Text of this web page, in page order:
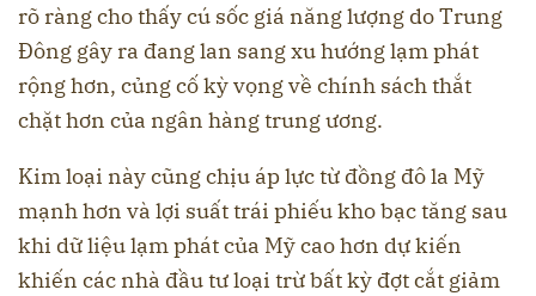
rõ ràng cho thấy cú sốc giá năng lượng do Trung
Đông gây ra đang lan sang xu hướng lạm phát
rộng hơn, củng cố kỳ vọng về chính sách thắt
chặt hơn của ngân hàng trung ương.
Kim loại này cũng chịu áp lực từ đồng đô la Mỹ
mạnh hơn và lợi suất trái phiếu kho bạc tăng sau
khi dữ liệu lạm phát của Mỹ cao hơn dự kiến ​​
khiến các nhà đầu tư loại trừ bất kỳ đợt cắt giảm